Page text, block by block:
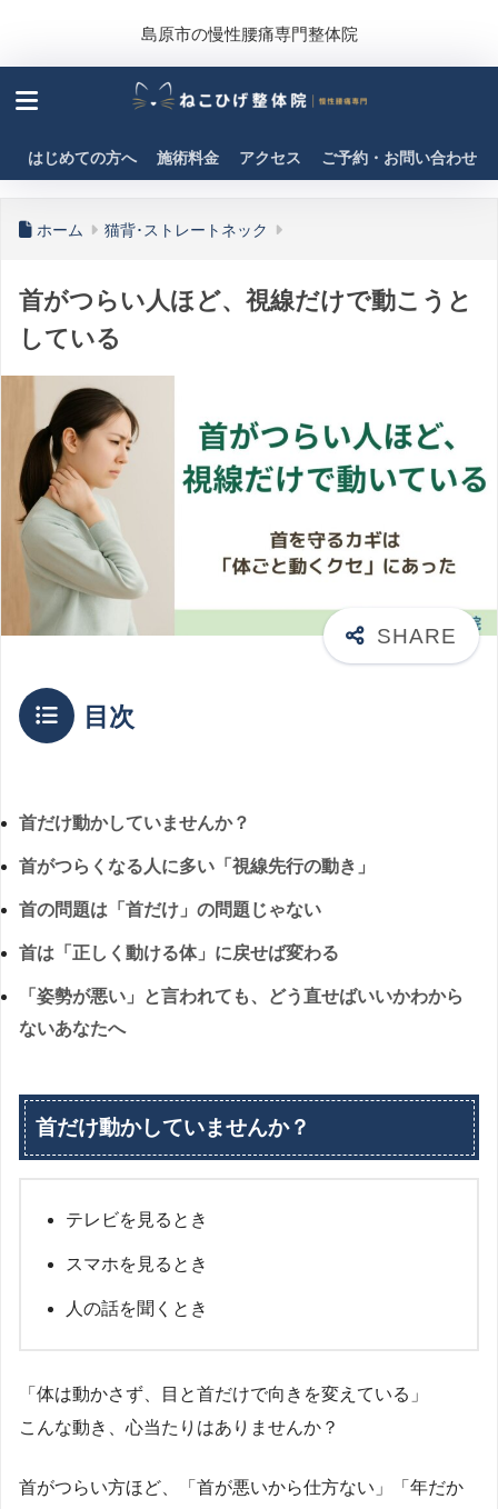
島原市の慢性腰痛専門整体院
はじめての方へ 施術料金 アクセス ご予約・お問い合わせ
ホーム 猫背･ストレートネック
首がつらい人ほど、視線だけで動こうと
している
目次
首だけ動かしていませんか？
首がつらくなる人に多い「視線先行の動き」
首の問題は「首だけ」の問題じゃない
首は「正しく動ける体」に戻せば変わる
「姿勢が悪い」と言われても、どう直せばいいかわから
ないあなたへ
首だけ動かしていませんか？
テレビを見るとき
スマホを見るとき
人の話を聞くとき
「体は動かさず、目と首だけで向きを変えている」
こんな動き、心当たりはありませんか？
首がつらい方ほど、「首が悪いから仕方ない」「年だか